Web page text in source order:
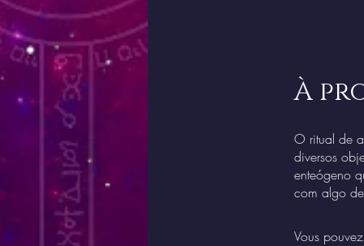
À
O ritual de
diversos
enteógeno
com algo
Vous